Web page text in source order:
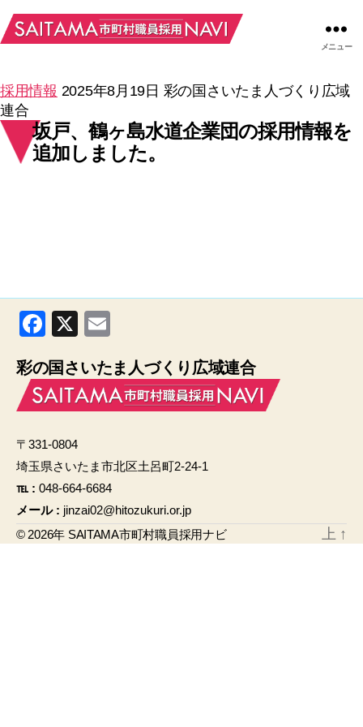
メニュー
採用情報 2025年8月19日 彩の国さいたま人づくり広域
連合
坂戸、鶴ヶ島水道企業団の採用情報を
追加しました。
F
c
e
o
o
k
X
ail
彩の国さいたま人づくり広域連合
〒331-0804
埼玉県さいたま市北区土呂町2-24-1
℡ : 048-664-6684
メール : jinzai02@hitozukuri.or.jp
© 2026年 SAITAMA市町村職員採用ナビ 上 ↑